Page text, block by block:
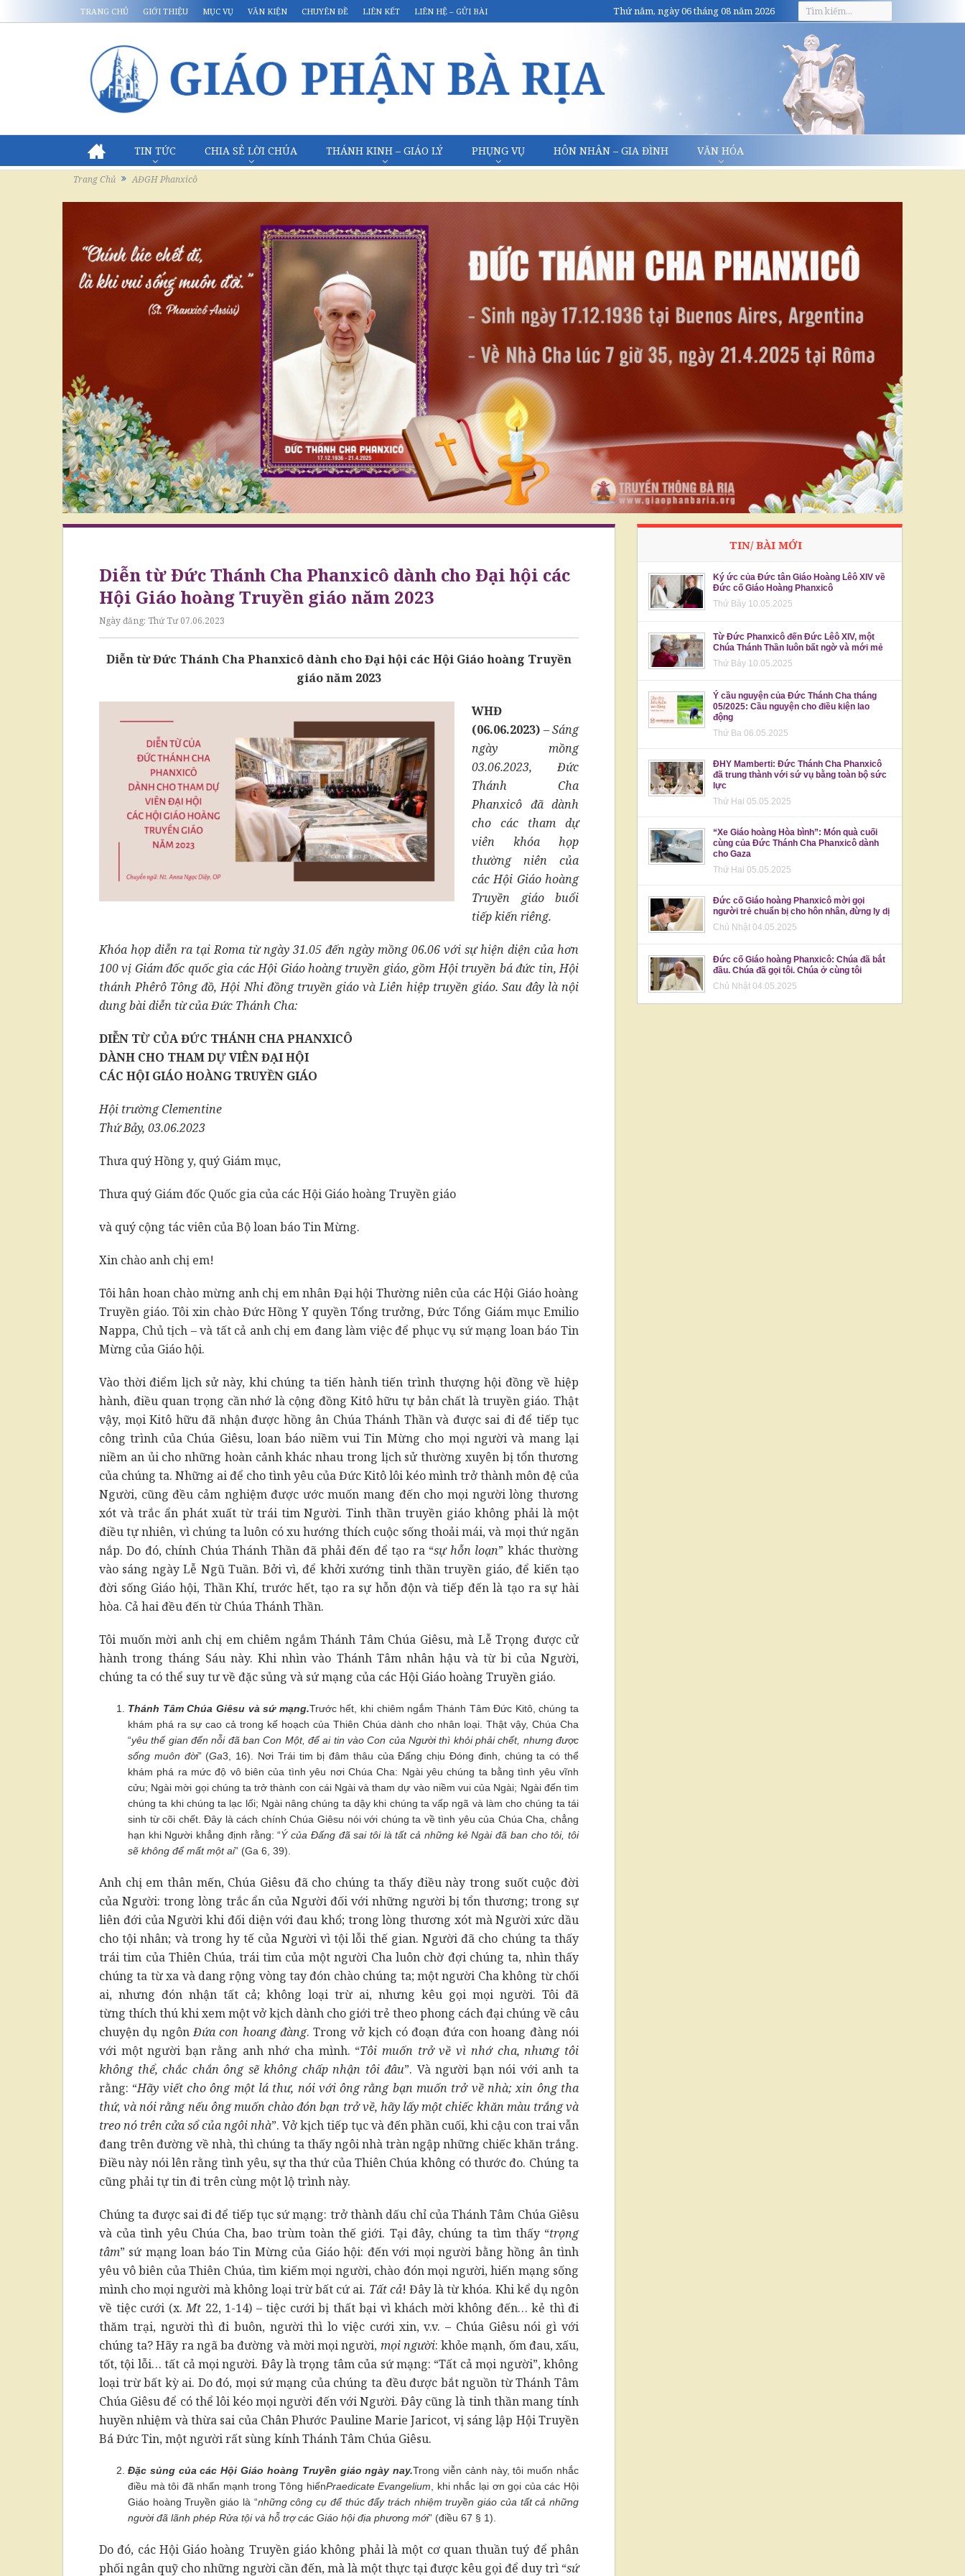
TRANG CHỦ GIỚI THIỆU MỤC VỤ VĂN KIỆN CHUYÊN ĐỀ LIÊN KẾT LIÊN HỆ – GỬI BÀI Thứ năm, ngày 06 tháng 08 năm 2026
TIN TỨC CHIA SẺ LỜI CHÚA THÁNH KINH – GIÁO LÝ PHỤNG VỤ HÔN NHÂN – GIA ĐÌNH VĂN HÓA
Trang Chủ AĐGH Phanxicô
Diễn từ Đức Thánh Cha Phanxicô dành cho Đại hội các
Hội Giáo hoàng Truyền giáo năm 2023
Ngày đăng: Thứ Tư 07.06.2023
Diễn từ Đức Thánh Cha Phanxicô dành cho Đại hội các Hội Giáo hoàng Truyền
giáo năm 2023
WHĐ
(06.06.2023) –Sáng
ngày mồng
03.06.2023, Đức
Thánh Cha
Phanxicô đã dành
cho các tham dự
viên khóa họp
thường niên của
các Hội Giáo hoàng
Truyền giáo buổi
tiếp kiến riêng.
Khóa họp diễn ra tại Roma từ ngày 31.05 đến ngày mồng 06.06 với sự hiện diện của hơn
100 vị Giám đốc quốc gia các Hội Giáo hoàng truyền giáo, gồm Hội truyền bá đức tin, Hội
thánh Phêrô Tông đồ, Hội Nhi đồng truyền giáo và Liên hiệp truyền giáo. Sau đây là nội
dung bài diễn từ của Đức Thánh Cha:
DIỄN TỪ CỦA ĐỨC THÁNH CHA PHANXICÔ
DÀNH CHO THAM DỰ VIÊN ĐẠI HỘI
CÁC HỘI GIÁO HOÀNG TRUYỀN GIÁO
Hội trường Clementine
Thứ Bảy, 03.06.2023
Thưa quý Hồng y, quý Giám mục,
Thưa quý Giám đốc Quốc gia của các Hội Giáo hoàng Truyền giáo
và quý cộng tác viên của Bộ loan báo Tin Mừng.
Xin chào anh chị em!
Tôi hân hoan chào mừng anh chị em nhân Đại hội Thường niên của các Hội Giáo hoàng
Truyền giáo. Tôi xin chào Đức Hồng Y quyền Tổng trưởng, Đức Tổng Giám mục Emilio
Nappa, Chủ tịch – và tất cả anh chị em đang làm việc để phục vụ sứ mạng loan báo Tin
Mừng của Giáo hội.
Vào thời điểm lịch sử này, khi chúng ta tiến hành tiến trình thượng hội đồng về hiệp
hành, điều quan trọng cần nhớ là cộng đồng Kitô hữu tự bản chất là truyền giáo. Thật
vậy, mọi Kitô hữu đã nhận được hồng ân Chúa Thánh Thần và được sai đi để tiếp tục
công trình của Chúa Giêsu, loan báo niềm vui Tin Mừng cho mọi người và mang lại
niềm an ủi cho những hoàn cảnh khác nhau trong lịch sử thường xuyên bị tổn thương
của chúng ta. Những ai để cho tình yêu của Đức Kitô lôi kéo mình trở thành môn đệ của
Người, cũng đều cảm nghiệm được ước muốn mang đến cho mọi người lòng thương
xót và trắc ẩn phát xuất từ trái tim Người. Tinh thần truyền giáo không phải là một
điều tự nhiên, vì chúng ta luôn có xu hướng thích cuộc sống thoải mái, và mọi thứ ngăn
nắp. Do đó, chính Chúa Thánh Thần đã phải đến để tạo ra “sự hỗn loạn” khác thường
vào sáng ngày Lễ Ngũ Tuần. Bởi vì, để khởi xướng tinh thần truyền giáo, để kiến tạo
đời sống Giáo hội, Thần Khí, trước hết, tạo ra sự hỗn độn và tiếp đến là tạo ra sự hài
hòa. Cả hai đều đến từ Chúa Thánh Thần.
Tôi muốn mời anh chị em chiêm ngắm Thánh Tâm Chúa Giêsu, mà Lễ Trọng được cử
hành trong tháng Sáu này. Khi nhìn vào Thánh Tâm nhân hậu và từ bi của Người,
chúng ta có thể suy tư về đặc sủng và sứ mạng của các Hội Giáo hoàng Truyền giáo.
Thánh Tâm Chúa Giêsu và sứ mạng.Trước hết, khi chiêm ngắm Thánh Tâm Đức Kitô, chúng ta
khám phá ra sự cao cả trong kế hoạch của Thiên Chúa dành cho nhân loại. Thật vậy, Chúa Cha
“yêu thế gian đến nỗi đã ban Con Một, để ai tin vào Con của Người thì khỏi phải chết, nhưng được
sống muôn đời” (Ga3, 16). Nơi Trái tim bị đâm thâu của Đấng chịu Đóng đinh, chúng ta có thể
khám phá ra mức độ vô biên của tình yêu nơi Chúa Cha: Ngài yêu chúng ta bằng tình yêu vĩnh
cửu; Ngài mời gọi chúng ta trở thành con cái Ngài và tham dự vào niềm vui của Ngài; Ngài đến tìm
chúng ta khi chúng ta lạc lối; Ngài nâng chúng ta dậy khi chúng ta vấp ngã và làm cho chúng ta tái
sinh từ cõi chết. Đây là cách chính Chúa Giêsu nói với chúng ta về tình yêu của Chúa Cha, chẳng
hạn khi Người khẳng định rằng: “Ý của Ðấng đã sai tôi là tất cả những kẻ Ngài đã ban cho tôi, tôi
sẽ không để mất một ai” (Ga 6, 39).
Anh chị em thân mến, Chúa Giêsu đã cho chúng ta thấy điều này trong suốt cuộc đời
của Người: trong lòng trắc ẩn của Người đối với những người bị tổn thương; trong sự
liên đới của Người khi đối diện với đau khổ; trong lòng thương xót mà Người xức dầu
cho tội nhân; và trong hy tế của Người vì tội lỗi thế gian. Người đã cho chúng ta thấy
trái tim của Thiên Chúa, trái tim của một người Cha luôn chờ đợi chúng ta, nhìn thấy
chúng ta từ xa và dang rộng vòng tay đón chào chúng ta; một người Cha không từ chối
ai, nhưng đón nhận tất cả; không loại trừ ai, nhưng kêu gọi mọi người. Tôi đã
từng thích thú khi xem một vở kịch dành cho giới trẻ theo phong cách đại chúng về câu
chuyện dụ ngônĐứa con hoang đàng. Trong vở kịch có đoạn đứa con hoang đàng nói
với một người bạn rằng anh nhớ cha mình. “Tôi muốn trở về vì nhớ cha, nhưng tôi
không thể, chắc chắn ông sẽ không chấp nhận tôi đâu”. Và người bạn nói với anh ta
rằng: “Hãy viết cho ông một lá thư, nói với ông rằng bạn muốn trở về nhà; xin ông tha
thứ, và nói rằng nếu ông muốn chào đón bạn trở về, hãy lấy một chiếc khăn màu trắng và
treo nó trên cửa sổ của ngôi nhà”. Vở kịch tiếp tục và đến phần cuối, khi cậu con trai vẫn
đang trên đường về nhà, thì chúng ta thấy ngôi nhà tràn ngập những chiếc khăn trắng.
Điều này nói lên rằng tình yêu, sự tha thứ của Thiên Chúa không có thước đo. Chúng ta
cũng phải tự tin đi trên cùng một lộ trình này.
Chúng ta được sai đi để tiếp tục sứ mạng: trở thành dấu chỉ của Thánh Tâm Chúa Giêsu
và của tình yêu Chúa Cha, bao trùm toàn thế giới. Tại đây, chúng ta tìm thấy “trọng
tâm” sứ mạng loan báo Tin Mừng của Giáo hội: đến với mọi người bằng hồng ân tình
yêu vô biên của Thiên Chúa, tìm kiếm mọi người, chào đón mọi người, hiến mạng sống
mình cho mọi người mà không loại trừ bất cứ ai. Tất cả! Đây là từ khóa. Khi kể dụ ngôn
về tiệc cưới (x.Mt 22, 1-14) – tiệc cưới bị thất bại vì khách mời không đến… kẻ thì đi
thăm trại, người thì đi buôn, người thì lo việc cưới xin, v.v. – Chúa Giêsu nói gì với
chúng ta? Hãy ra ngã ba đường và mời mọi người, mọi người: khỏe mạnh, ốm đau, xấu,
tốt, tội lỗi… tất cả mọi người. Đây là trọng tâm của sứ mạng: “Tất cả mọi người”, không
loại trừ bất kỳ ai. Do đó, mọi sứ mạng của chúng ta đều được bắt nguồn từ Thánh Tâm
Chúa Giêsu để có thể lôi kéo mọi người đến với Người. Đây cũng là tinh thần mang tính
huyền nhiệm và thừa sai của Chân Phước Pauline Marie Jaricot, vị sáng lập Hội Truyền
Bá Đức Tin, một người rất sùng kính Thánh Tâm Chúa Giêsu.
Đặc sủng của các Hội Giáo hoàng Truyền giáo ngày nay.Trong viễn cảnh này, tôi muốn nhắc
điều mà tôi đã nhấn mạnh trong Tông hiếnPraedicate Evangelium , khi nhắc lại ơn gọi của các Hội
Giáo hoàng Truyền giáo là “những công cụ để thúc đẩy trách nhiệm truyền giáo của tất cả những
người đã lãnh phép Rửa tội và hỗ trợ các Giáo hội địa phương mới” (điều 67 § 1).
Do đó, các Hội Giáo hoàng Truyền giáo không phải là một cơ quan thuần tuý để phân
phối ngân quỹ cho những người cần đến, mà là một thực tại được kêu gọi để duy trì “sứ
TIN/ BÀI MỚI
Ký ức của Đức tân Giáo Hoàng Lêô XIV về
Đức cố Giáo Hoàng Phanxicô
Thứ Bảy 10.05.2025
Từ Đức Phanxicô đến Đức Lêô XIV, một
Chúa Thánh Thần luôn bất ngờ và mới mẻ
Thứ Bảy 10.05.2025
Ý cầu nguyện của Đức Thánh Cha tháng
05/2025: Cầu nguyện cho điều kiện lao
động
Thứ Ba 06.05.2025
ĐHY Mamberti: Đức Thánh Cha Phanxicô
đã trung thành với sứ vụ bằng toàn bộ sức
lực
Thứ Hai 05.05.2025
“Xe Giáo hoàng Hòa bình”: Món quà cuối
cùng của Đức Thánh Cha Phanxicô dành
cho Gaza
Thứ Hai 05.05.2025
Đức cố Giáo hoàng Phanxicô mời gọi
người trẻ chuẩn bị cho hôn nhân, đừng ly dị
Chủ Nhật 04.05.2025
Đức cố Giáo hoàng Phanxicô: Chúa đã bắt
đầu. Chúa đã gọi tôi. Chúa ở cùng tôi
Chủ Nhật 04.05.2025